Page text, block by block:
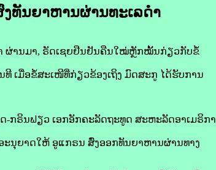
ທັນ​ຍາ​ຫານ​ຜ່ານ​ທະເລ​ດຳ
ຜ່ານ​ມາ, ຣັດ​ເຊຍ​ຢືນຢັນ​ຄືນໃໝ່​ຫຼັກ​ໝັ້ນ​ກ່ຽວ​ກັບ​ຂໍ້​
ເມື່ອ​ຂໍ້​ສະເໜີ​ທີ່​ກ່ຽວຂ້ອງ​ເຖິງ ມົດ​ສະ​ກູ ໄດ້​ຮັບ​ການ​
-ກຣິນ​ຟຽວ ເອກ​ອັກ​ຄະ​ລັດ​ຖະ​ທູດ ສະຫະລັດ​ອາ​ເມ​ຣິ​ກາ
ນຸຍາດ​ໃຫ້ ອູ​ແກຣນ ສົ່ງ​ອອກ​ທັນ​ຍາ​ຫານ​ຜ່ານ​ທາງ​